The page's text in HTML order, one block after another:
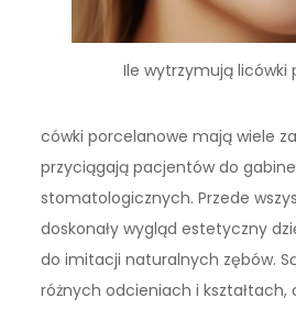
Ile wytrzymują licówki
cówki porcelanowe mają wiele
przyciągają pacjentów do
stomatologicznych. Przede
doskonały wygląd estetyczny
do imitacji naturalnych zębów.
różnych odcieniach i kształtach,